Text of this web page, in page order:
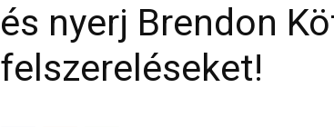
és nyerj Brendon
felszereléseket!